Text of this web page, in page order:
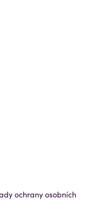
ochrany osobních